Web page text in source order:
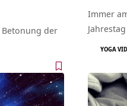
der
Immer
YOGA